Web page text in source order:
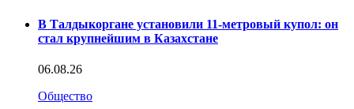
В Талдыкоргане установили 11-метровый купол: он
стал крупнейшим в Казахстане
06.08.26
Общество